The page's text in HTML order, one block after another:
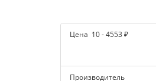
Цена 10-4553 ₽
Производитель